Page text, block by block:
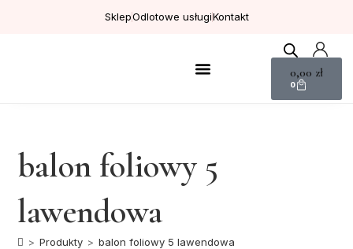
SklepOdlotowe usługiKontakt
0,00 zł
0
balon foliowy 5
lawendowa
> Produkty > balon foliowy 5 lawendowa